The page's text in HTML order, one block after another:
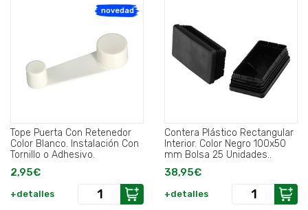
novedad
Tope Puerta Con Retenedor
Color Blanco. Instalación Con
Tornillo o Adhesivo.
2,95€
+detalles
Contera Plástico Rectangular
Interior. Color Negro 100x50
mm Bolsa 25 Unidades..
38,95€
+detalles